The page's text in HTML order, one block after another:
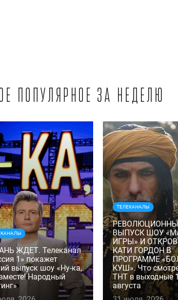
популярное за неделю
ЖДЕТ. Телеканал
1» покажет
выпуск шоу «Ну-ка,
Народный
ТЕЛЕКАНАЛЫ
ВЫПУСК ШОУ
ИГРЫ» И
КАТИ ГОРДОН В
ПРОГРАММЕ
КУШ». Что
ТНТ в выходные
августа